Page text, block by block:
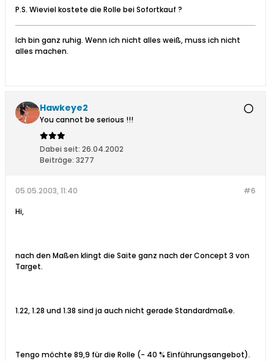
P.S. Wieviel kostete die Rolle bei Sofortkauf ?
Ich bin ganz ruhig. Wenn ich nicht alles weiß, muss ich nicht
alles machen.
Hawkeye2
You cannot be serious !!!
Dabei seit: 26.04.2002
Beiträge: 3277
#6
05.05.2003, 11:40
Hi,
nach den Maßen klingt die Saite ganz nach der Concept 3 von
Target.
1.22, 1.28 und 1.38 sind ja auch nicht gerade Standardmaße.
Tengo möchte 89,9 für die Rolle (- 40 % Einführungsangebot).